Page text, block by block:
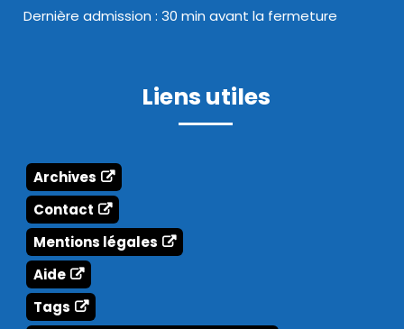
Dernière admission : 30 min avant la fermeture
Liens utiles
Archives
Contact
Mentions légales
Aide
Tags